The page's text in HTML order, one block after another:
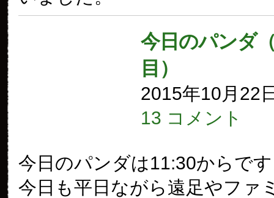
今日のパンダ
目）
2015年10月22
13 コメント
今日のパンダは11:30からで
今日も平日ながら遠足やファ